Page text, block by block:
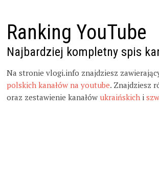
Ranking YouTube
Najbardziej kompletny spis
Na stronie vlogi.info znajdziesz
polskich kanałów na youtube. Znajdziesz
oraz zestawienie kanałów ukraińskich i